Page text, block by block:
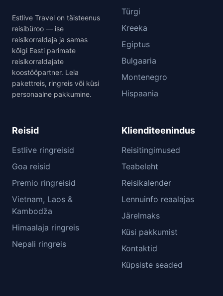
Estlive Travel on täisteenus
reisibüroo — ise
reisikorraldaja ja samas
kõigi Eesti parimate
reisikorraldajate
koostööpartner. Leia
pakettreis, ringreis või küsi
personaalne pakkumine.
Türgi
Kreeka
Egiptus
Bulgaaria
Montenegro
Hispaania
Reisid
Estlive ringreisid
Goa reisid
Premio ringreisid
Vietnam, Laos &
Kambodža
Himaalaja ringreis
Nepali ringreis
Klienditeenindus
Reisitingimused
Teabeleht
Reisikalender
Lennuinfo reaalajas
Järelmaks
Küsi pakkumist
Kontaktid
Küpsiste seaded